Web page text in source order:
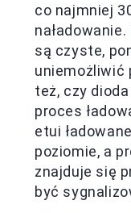
co najmniej
są czyste,
uniemożliwić
też, czy
proces
etui
poziomie, a
znajduje się
być